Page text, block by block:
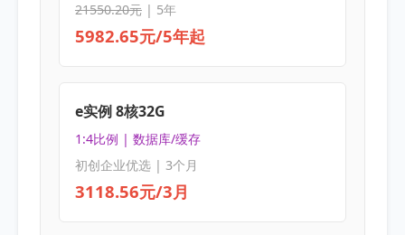
21550.20元| 5年
5982.65元/5年起
e实例 8核32G
1:4比例 | 数据库/缓存
初创企业优选 | 3个月
3118.56元/3月